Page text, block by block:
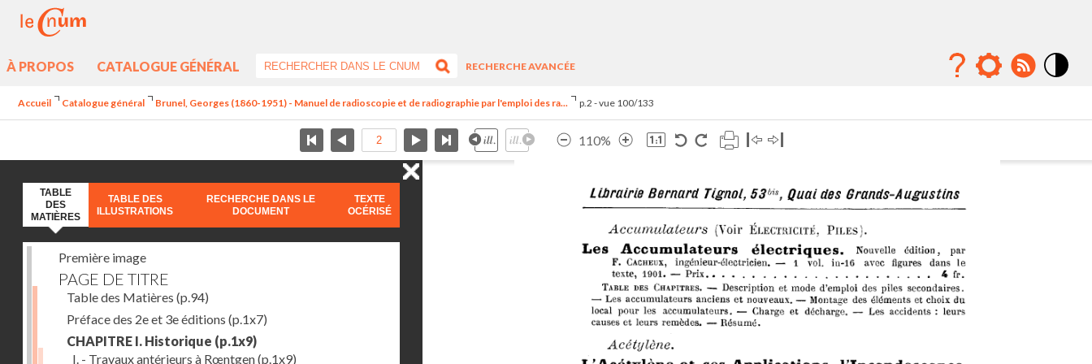
À PROPOS CATALOGUE GÉNÉRAL
RECHERCHE AVANCÉE
Accueil Catalogue général Brunel, Georges (1860-1951) - Manuel de radioscopie et de radiographie par l'emploi des ra... p.2 - vue 100/133
110%
TABLE
DES
MATIÈRES
TABLE DES
ILLUSTRATIONS
RECHERCHE DANS LE
DOCUMENT
TEXTE
OCÉRISÉ
Première image
PAGE DE TITRE
Table des Matières (p.94)
Préface des 2e et 3e éditions (p.1x7)
CHAPITRE I. Historique (p.1x9)
I. - Travaux antérieurs à Rœntgen(p.1x9)